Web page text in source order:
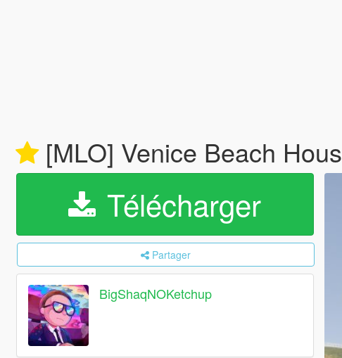
[MLO] Venice Beach
Télécharger
Partager
BigShaqNOKetchup